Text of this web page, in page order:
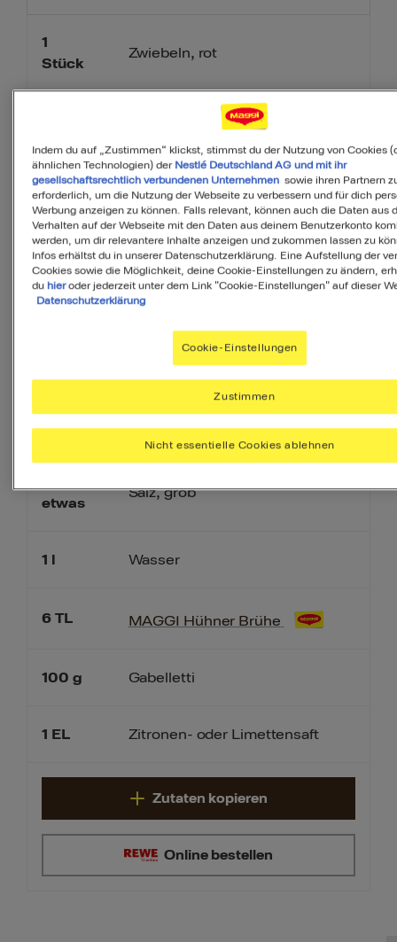
1
Stück
Stück
150 g
100 g
2
etwas
1 l
6 TL
100 g
1 EL
Zwiebeln, rot
Knoblauchzehe(n)
Möhren
Staudensellerie
Lauch
Butterschmalz
Hähnchenschenkel
Salz, grob
Wasser
MAGGI Hühner Brühe
Gabelletti
Zitronen- oder Limettensaft
Online bestellen
Zutaten kopieren
Indem du auf „Zustimmen“ klickst, stimmst du der Nutzung von Cookies
ähnlichen Technologien) der Nestlé Deutschland AG und mit ihr
gesellschaftsrechtlich verbundenen Unternehmensowie ihren Partnern
erforderlich, um die Nutzung der Webseite zu verbessern und für dich
Werbung anzeigen zu können. Falls relevant, können auch die Daten aus
Verhalten auf der Webseite mit den Daten aus deinem Benutzerkonto
werden, um dir relevantere Inhalte anzeigen und zukommen lassen zu
Infos erhältst du in unserer Datenschutzerklärung. Eine Aufstellung der
Cookies sowie die Möglichkeit, deine Cookie-Einstellungen zu ändern,
du hieroder jederzeit unter dem Link "Cookie-Einstellungen" auf dieser
Datenschutzerklärung
Cookie-Einstellungen
Nicht essentielle Cookies ablehnen
Zustimmen